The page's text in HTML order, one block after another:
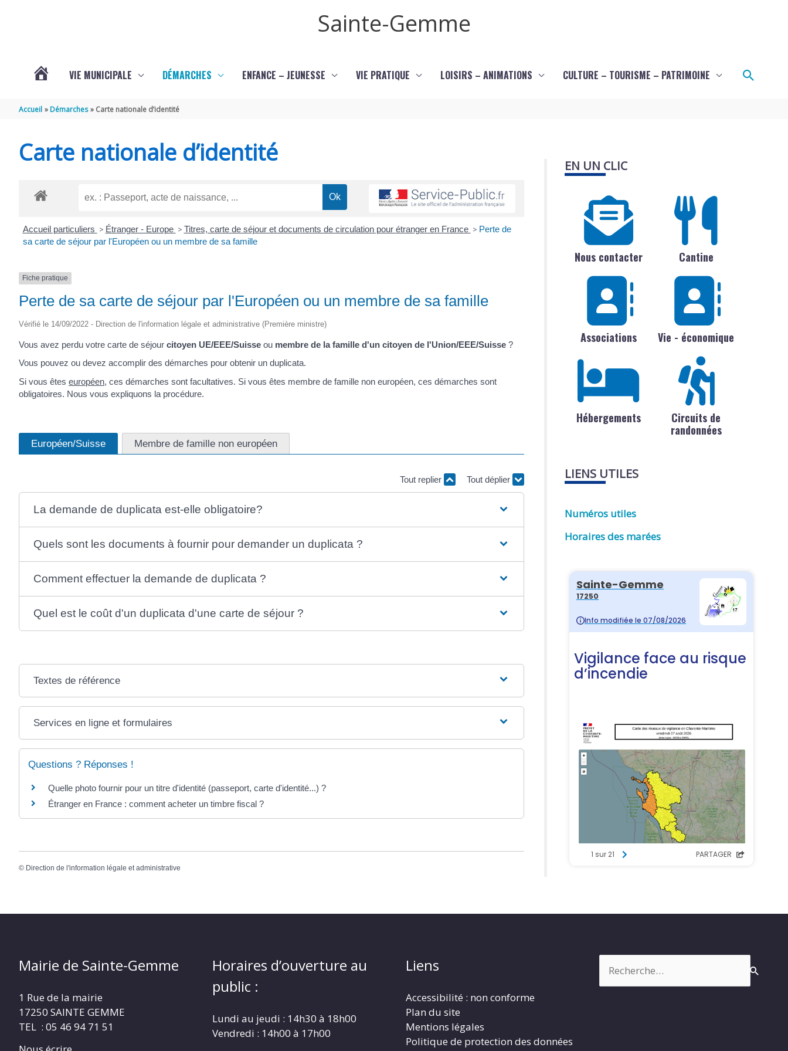
Sainte-Gemme
GEMME
VIE MUNICIPALE DÉMARCHES ENFANCE – JEUNESSE VIE PRATIQUE LOISIRS – ANIMATIONS CULTURE – TOURISME – PATRIMOINE
Accueil Démarches Carte nationale d’identité
Carte nationale d’identité
Accueil particuliers > Étranger - Europe > Titres, carte de séjour et documents de circulation pour étranger en France > Perte de
sa carte de séjour par l'Européen ou un membre de sa famille
Fiche pratique
Perte de sa carte de séjour par l'Européen ou un membre de sa famille
Vérifié le 14/09/2022 - Direction de l'information légale et administrative (Première ministre)
Vous avez perdu votre carte de séjour citoyen UE/EEE/Suisse ou membre de la famille d'un citoyen de l'Union/EEE/Suisse ?
Vous pouvez ou devez accomplir des démarches pour obtenir un duplicata.
Si vous êtes européen, ces démarches sont facultatives. Si vous êtes membre de famille non européen, ces démarches sont
obligatoires. Nous vous expliquons la procédure.
Européen/Suisse Membre de famille non européen
Tout replier Tout déplier
La demande de duplicata est-elle obligatoire?
Quels sont les documents à fournir pour demander un duplicata ?
Comment effectuer la demande de duplicata ?
Quel est le coût d'un duplicata d'une carte de séjour ?
Textes de référence
Services en ligne et formulaires
Questions ? Réponses !
Quelle photo fournir pour un titre d'identité (passeport, carte d'identité...) ?
Étranger en France : comment acheter un timbre fiscal ?
© Direction de l'information légale et administrative
EN UN CLIC
Nous contacter Cantine
Associations Vie - économique
Hébergements
Circuits de
randonnées
LIENS UTILES
Numéros utiles
Horaires des marées
Mairie de Sainte-Gemme
1 Rue de la mairie
17250 SAINTE GEMME
TEL : 05 46 94 71 51
Horaires d’ouverture au
public :
Lundi au jeudi : 14h30 à 18h00
Vendredi : 14h00 à 17h00
Liens
Accessibilité : non conforme
Plan du site
Mentions légales
Politique de protection des données